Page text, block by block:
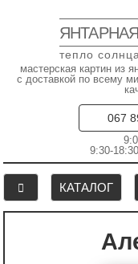
ЯНТАРНАЯ
тепло солнца
мастерская картин из
с доставкой по
067
9:30-
КАТАЛОГ